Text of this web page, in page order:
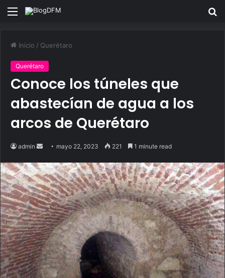
Menu
Inicio / Querétaro
Querétaro
Conoce los túneles que
abastecían de agua a los
arcos de Querétaro
admin
Send
email
mayo 22, 2023 221 1 minute read